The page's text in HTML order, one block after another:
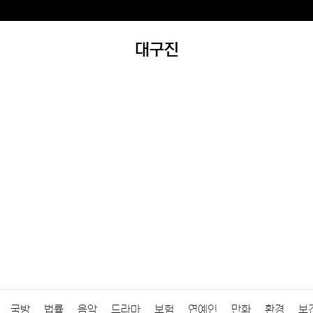
대구진
국방 법률 음악 드라마 보험 연예인 만화 환경 보